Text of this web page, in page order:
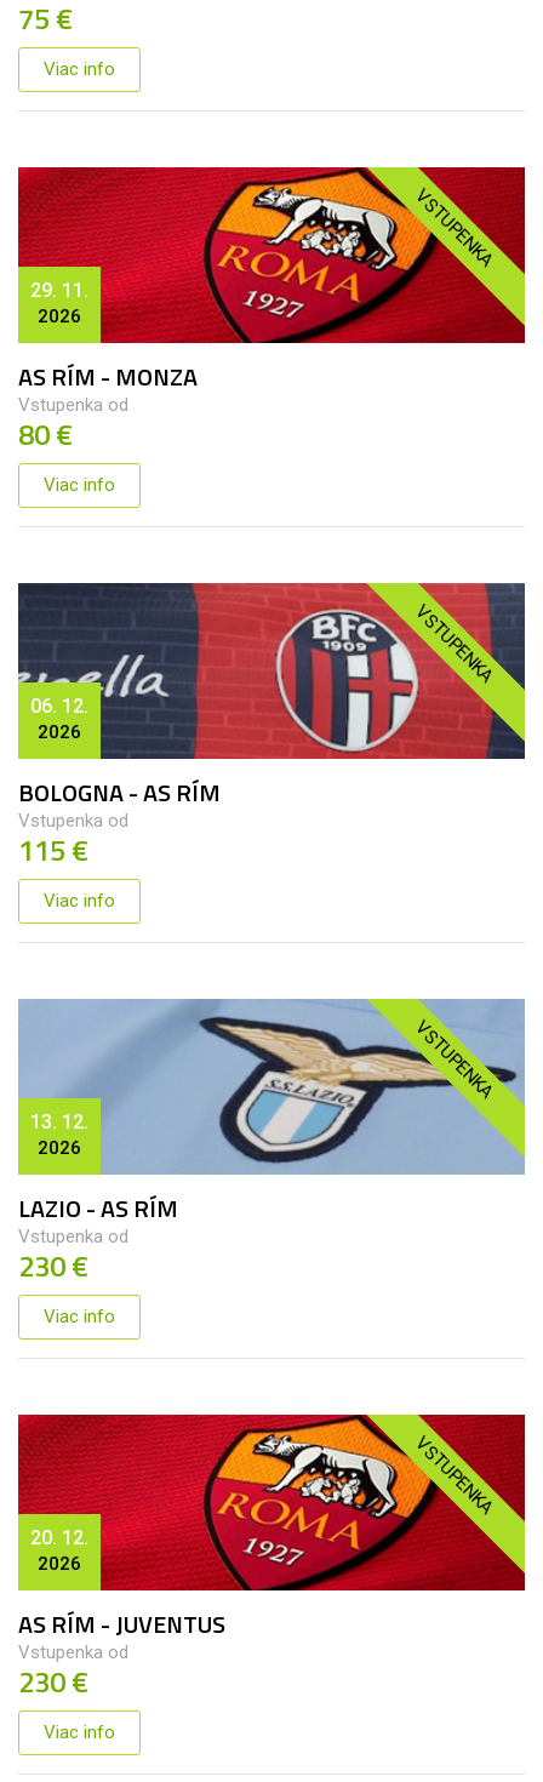
75 €
Viac info
VSTUPENKA
29. 11.
2026
AS RÍM - MONZA
Vstupenka od
80 €
Viac info
VSTUPENKA
06. 12.
2026
BOLOGNA - AS RÍM
Vstupenka od
115 €
Viac info
VSTUPENKA
13. 12.
2026
LAZIO - AS RÍM
Vstupenka od
230 €
Viac info
VSTUPENKA
20. 12.
2026
AS RÍM - JUVENTUS
Vstupenka od
230 €
Viac info